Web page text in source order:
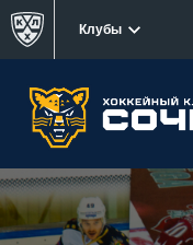
Клубы